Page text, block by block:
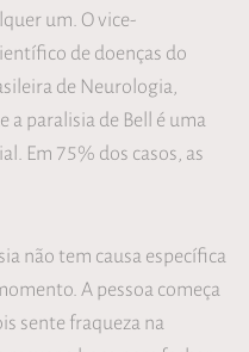
um. O vice-
de doenças do
de Neurologia,
a paralisia de Bell é uma
Em 75% dos casos, as
não tem causa específica
A pessoa começa
sente fraqueza na